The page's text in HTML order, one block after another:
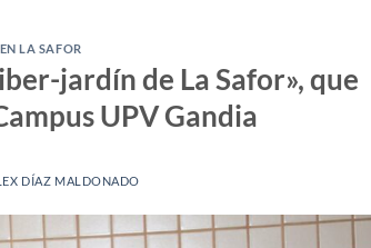
LA SAFOR
jardín de La Safor», que
UPV Gandia
DÍAZ MALDONADO